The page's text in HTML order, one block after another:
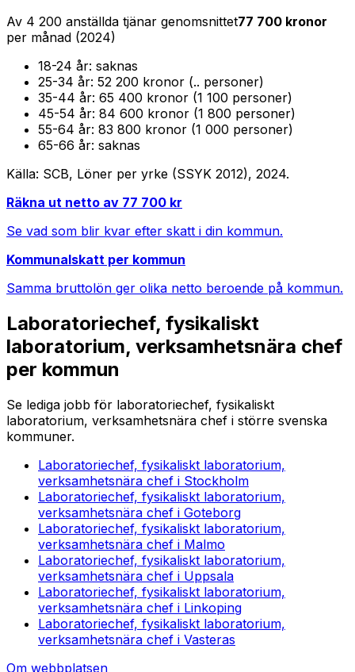
Av 4 200 anställda tjänar genomsnittet77 700 kronor
per månad (2024)
18-24 år: saknas
25-34 år: 52 200 kronor (.. personer)
35-44 år: 65 400 kronor (1 100 personer)
45-54 år: 84 600 kronor (1 800 personer)
55-64 år: 83 800 kronor (1 000 personer)
65-66 år: saknas
Källa: SCB, Löner per yrke (SSYK 2012), 2024.
Räkna ut netto av 77 700 kr
Se vad som blir kvar efter skatt i din kommun.
Kommunalskatt per kommun
Samma bruttolön ger olika netto beroende på kommun.
Laboratoriechef, fysikaliskt
laboratorium, verksamhetsnära chef
per kommun
Se lediga jobb för laboratoriechef, fysikaliskt
laboratorium, verksamhetsnära chef i större svenska
kommuner.
Laboratoriechef, fysikaliskt laboratorium,
verksamhetsnära chef i Stockholm
Laboratoriechef, fysikaliskt laboratorium,
verksamhetsnära chef i Goteborg
Laboratoriechef, fysikaliskt laboratorium,
verksamhetsnära chef i Malmo
Laboratoriechef, fysikaliskt laboratorium,
verksamhetsnära chef i Uppsala
Laboratoriechef, fysikaliskt laboratorium,
verksamhetsnära chef i Linkoping
Laboratoriechef, fysikaliskt laboratorium,
verksamhetsnära chef i Vasteras
Om webbplatsen